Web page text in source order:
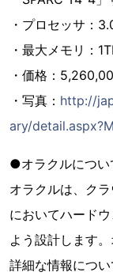
・プロセッサ：
・最大メモリ：
・価格：
・写真： http://
ary/
●オラクルについ
オラクルは、ク
においてハード
よう設計します
詳細な情報につい